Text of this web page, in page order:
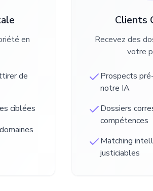
en
de
ciblées
Clients
Recevez des
votre
Prospects
notre IA
Dossiers
compétences
Matching
justiciables